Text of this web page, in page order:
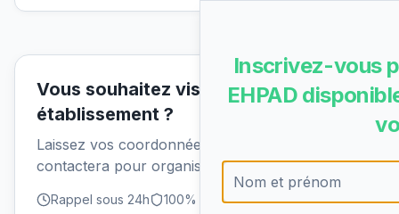
Vous souhaitez visiter cet
établissement ?
Laissez vos coordonnées et un conseiller vous
contactera pour organiser une visite.
Rappel sous 24h 100% gratuit Sans engagement
Inscrivez-vous
EHPAD